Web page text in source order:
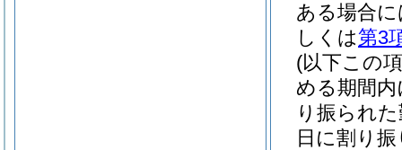
ある場合
しくは第3
(以下この
める期間
り振られ
日に割り